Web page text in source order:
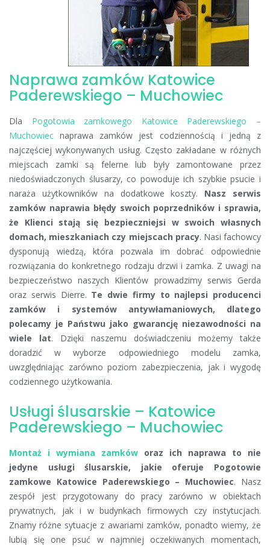
Naprawa zamków Katowice
Paderewskiego – Muchowiec
Dla Pogotowia zamkowego Katowice Paderewskiego –
Muchowiec naprawa zamków jest codziennością i jedną z
najczęściej wykonywanych usług. Często zakładane w różnych
miejscach zamki są felerne lub były zamontowane przez
niedoświadczonych ślusarzy, co powoduje ich szybkie psucie i
naraża użytkowników na dodatkowe koszty. Nasz serwis
zamków naprawia błędy swoich poprzedników i sprawia,
że Klienci stają się bezpieczniejsi w swoich własnych
domach, mieszkaniach czy miejscach pracy. Nasi fachowcy
dysponują wiedzą, która pozwala im dobrać odpowiednie
rozwiązania do konkretnego rodzaju drzwi i zamka. Z uwagi na
bezpieczeństwo naszych Klientów prowadzimy serwis Gerda
oraz serwis Dierre. Te dwie firmy to najlepsi producenci
zamków i systemów antywłamaniowych, dlatego
polecamy je Państwu jako gwarancję niezawodności na
wiele lat. Dzięki naszemu doświadczeniu możemy także
doradzić w wyborze odpowiedniego modelu zamka,
uwzględniając zarówno poziom zabezpieczenia, jak i wygodę
codziennego użytkowania.
Usługi ślusarskie – Katowice
Paderewskiego – Muchowiec
Montaż i wymiana zamków oraz ich naprawa to nie
jedyne usługi ślusarskie, jakie oferuje Pogotowie
zamkowe Katowice Paderewskiego – Muchowiec. Nasz
zespół jest przygotowany do pracy zarówno w obiektach
prywatnych, jak i w budynkach firmowych czy instytucjach.
Znamy różne sytuacje z awariami zamków, ponadto wiemy, że
lubią się one psuć w najmniej oczekiwanych momentach,